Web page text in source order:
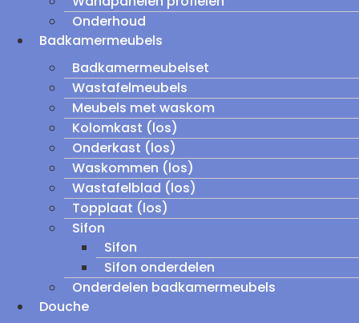
Onderhoud
Badkamermeubels
Badkamermeubelset
Wastafelmeubels
Meubels met waskom
Kolomkast (los)
Onderkast (los)
Waskommen (los)
Wastafelblad (los)
Topplaat (los)
Sifon
Sifon
Sifon onderdelen
Onderdelen badkamermeubels
Douche